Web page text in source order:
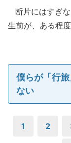
断片にはすぎ
生前が、ある程度
僕らが「行
ない
1 2